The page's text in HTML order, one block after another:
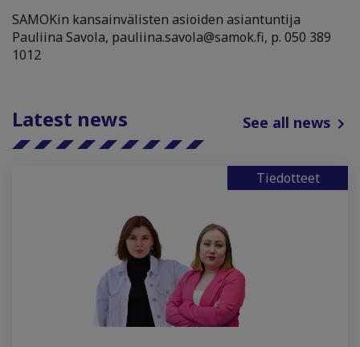
SAMOKin kansainvälisten asioiden asiantuntija
Pauliina Savola, pauliina.savola@samok.fi, p. 050 389
1012
Latest news See all news
Tiedotteet